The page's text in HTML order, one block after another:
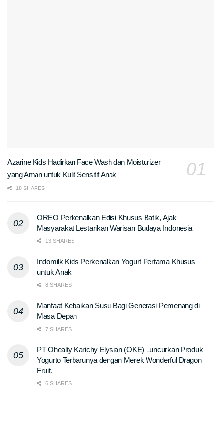
Azarine Kids Hadirkan Face Wash dan Moisturizer
yang Aman untuk Kulit Sensitif Anak
18 SHARES
OREO Perkenalkan Edisi Khusus Batik, Ajak
Masyarakat Lestarikan Warisan Budaya Indonesia
13 SHARES
Indomilk Kids Perkenalkan Yogurt Pertama Khusus
untuk Anak
8 SHARES
Manfaat Kebaikan Susu Bagi Generasi Pemenang di
Masa Depan
7 SHARES
PT Ohealty Karichy Elysian (OKE) Luncurkan Produk
Yogurto Terbarunya dengan Merek Wonderful Dragon
Fruit.
6 SHARES